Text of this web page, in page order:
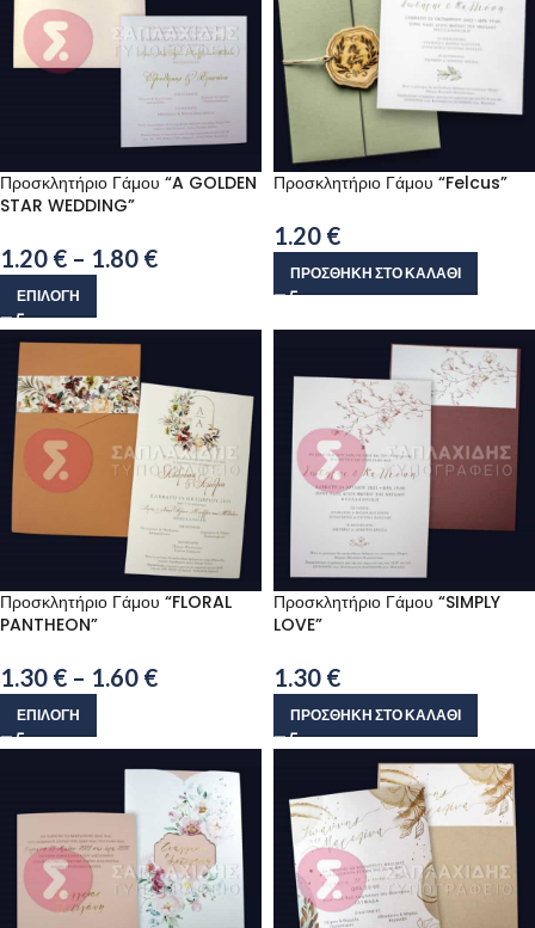
Προσκλητήριο Γάμου “A GOLDEN
STAR WEDDING”
1.20 € – 1.80 €
ΕΠΙΛΟΓΉ
Προσκλητήριο Γάμου “Felcus”
1.20 €
ΠΡΟΣΘΉΚΗ ΣΤΟ ΚΑΛΆΘΙ
Προσκλητήριο Γάμου “FLORAL
PANTHEON”
1.30 € – 1.60 €
ΕΠΙΛΟΓΉ
Προσκλητήριο Γάμου “SIMPLY
LOVE”
1.30 €
ΠΡΟΣΘΉΚΗ ΣΤΟ ΚΑΛΆΘΙ